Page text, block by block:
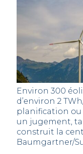
Environ 300
d’environ 2
planification
un jugement,
construit la
Baumgartner/